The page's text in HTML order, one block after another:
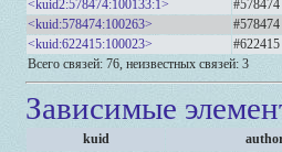
<kuid2:578474:100133:1>
#578474
<kuid:578474:100263>
#578474
<kuid:622415:100023>
#622415
Всего связей: 76, неизвестных связей: 3
Зависимые
kuid